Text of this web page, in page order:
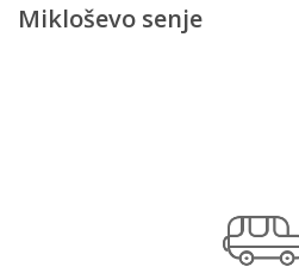
Mikloševo senje